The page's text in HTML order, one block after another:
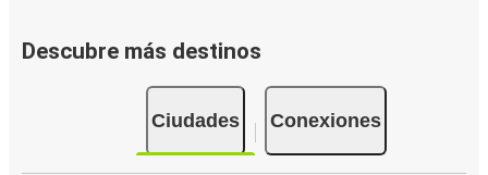
diferentes formas de pago seguras online, como tarjeta
posible pagar en efectivo a bordo o en un punto de venta.
Descubre más destinos
Ciudades Conexiones